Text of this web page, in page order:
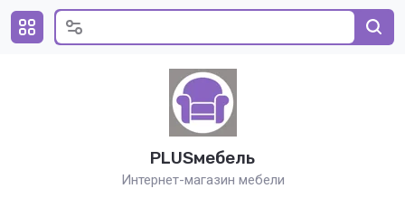
PLUSмебель
Интернет-магазин мебели